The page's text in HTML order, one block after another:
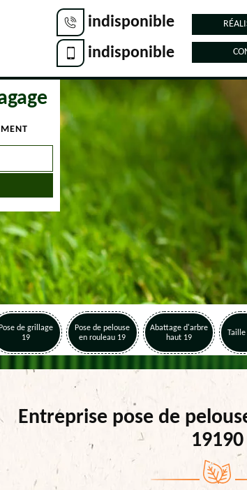
indisponible
indisponible
Pose de grillage
19
Pose de pelouse
en rouleau 19
Abattage d'arbre
haut 19
Entreprise pose de
19190